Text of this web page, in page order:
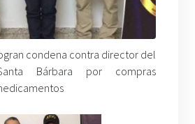
condena contra director del
Bárbara por compras